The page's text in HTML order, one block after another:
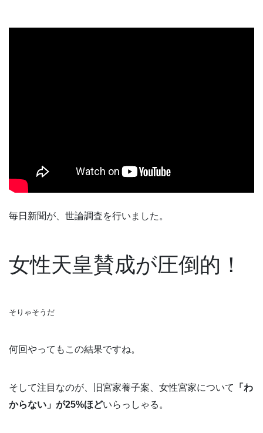
毎日新聞が、世論調査を行いました。
女性天皇賛成が圧倒的！
そりゃそうだ
何回やってもこの結果ですね。
そして注目なのが、旧宮家養子案、女性宮家について
「わ
からない」が25%ほどいらっしゃる。